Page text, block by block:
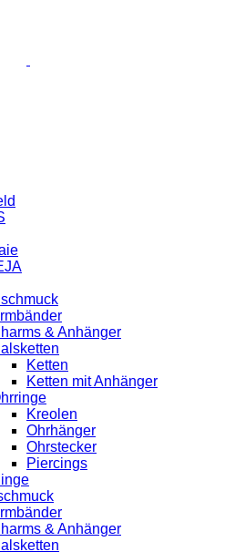
& Anhänger
Ketten
Ketten mit Anhänger
Kreolen
Ohrhänger
Ohrstecker
Piercings
& Anhänger